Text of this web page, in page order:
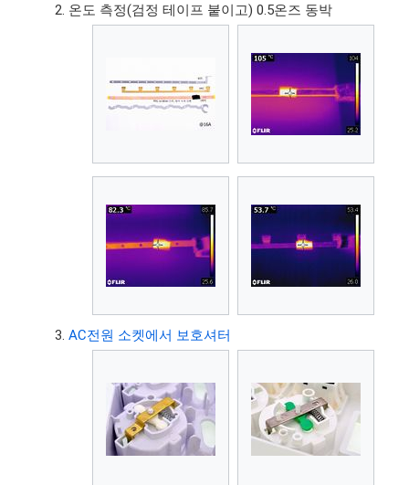
온도 측정(검정 테이프 붙이고) 0.5온즈 동박
AC전원 소켓에서 보호셔터